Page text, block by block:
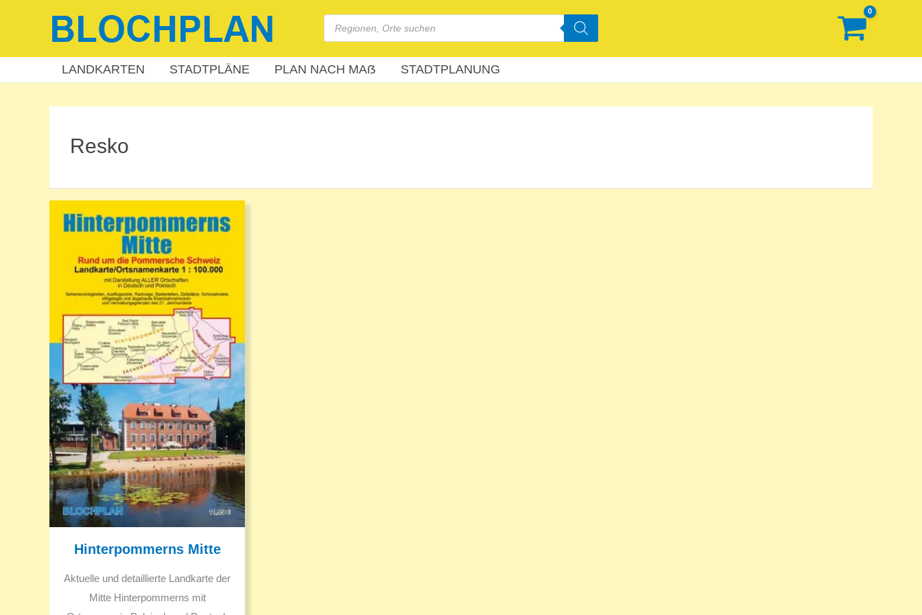
Products
search
LANDKARTEN STADTPLÄNE PLAN NACH MAẞ STADTPLANUNG
Resko
Hinterpommerns Mitte
Aktuelle und detaillierte Landkarte der
Mitte Hinterpommerns mit